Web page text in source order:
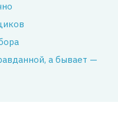
а бывает —